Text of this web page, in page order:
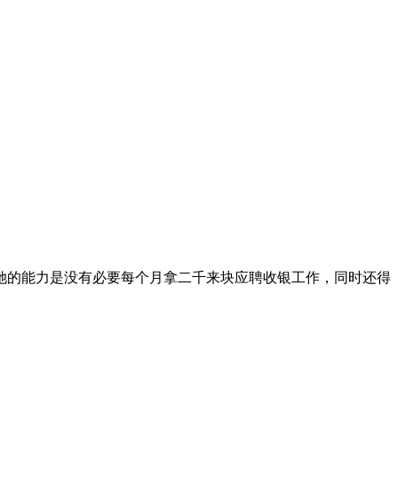
能力是没有必要每个月拿二千来块应聘收银工作，同时还得